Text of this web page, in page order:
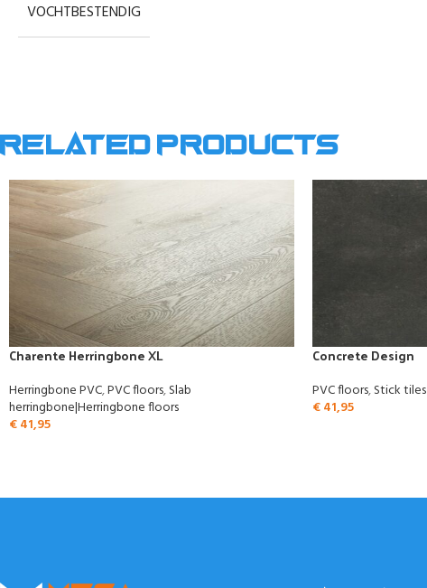
VOCHTBESTENDIG
Related products
Charente Herringbone XL
Herringbone PVC,PVC floors,Slab
herringbone|Herringbone floors
€41,95
Concrete Design
PVC floors,Stick tiles
€41,95